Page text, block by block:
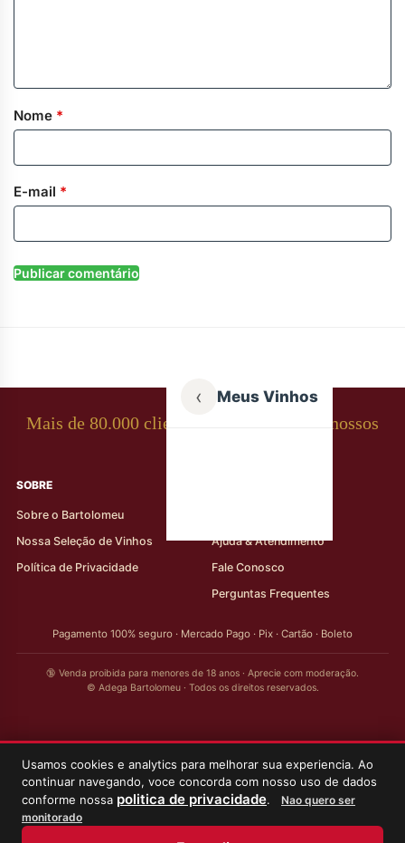
Nome *
E-mail *
Usamos cookies e analytics para melhorar sua experiencia. Ao
continuar navegando, voce concorda com nosso uso de dados
conforme nossa politica de privacidade.
Nao quero ser
monitorado
‹ Meus Vinhos
Mais de 80.000 clientes apaixonados por nossos
SOBRE
Sobre o Bartolomeu
Nossa Seleção de Vinhos
Política de Privacidade
Ajuda & Atendimento
Fale Conosco
Perguntas Frequentes
Pagamento 100% seguro · Mercado Pago · Pix · Cartão · Boleto
🔞 Venda proibida para menores de 18 anos · Aprecie com moderação.
© Adega Bartolomeu · Todos os direitos reservados.